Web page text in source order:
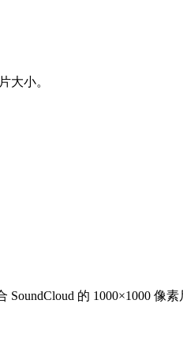
大小。
的 1000×1000 像